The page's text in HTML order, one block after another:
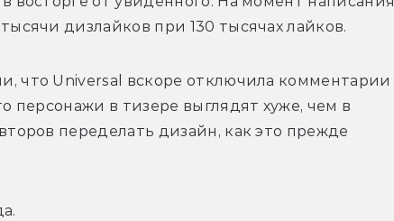
дизлайков при 130 тысячах лайков.
что Universal вскоре отключила комментарии
персонажи в тизере выглядят хуже, чем в
переделать дизайн, как это прежде